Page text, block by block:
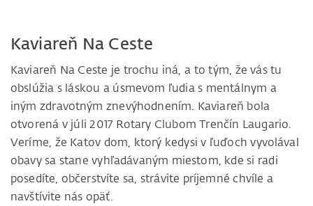
Kaviareň Na Ceste
Kaviareň Na Ceste je trochu iná, a to tým, že vás tu
obslúžia s láskou a úsmevom ľudia s mentálnym a
iným zdravotným znevýhodnením. Kaviareň bola
otvorená v júli 2017 Rotary Clubom Trenčín Laugario.
Veríme, že Katov dom, ktorý kedysi v ľuďoch vyvolával
obavy sa stane vyhľadávaným miestom, kde si radi
posedíte, občerstvíte sa, strávite príjemné chvíle a
navštívite nás opäť.